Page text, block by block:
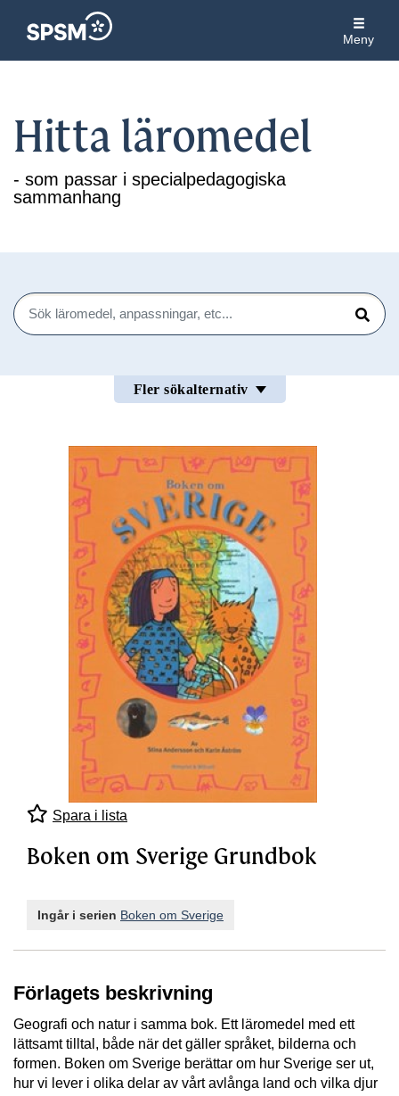
Meny
Hitta läromedel
- som passar i specialpedagogiska
sammanhang
Sök
Sök
Fler sökalternativ
Spara i lista
Boken om Sverige Grundbok
Ingår i serien Boken om Sverige
Förlagets beskrivning
Geografi och natur i samma bok. Ett läromedel med ett
lättsamt tilltal, både när det gäller språket, bilderna och
formen. Boken om Sverige berättar om hur Sverige ser ut,
hur vi lever i olika delar av vårt avlånga land och vilka djur